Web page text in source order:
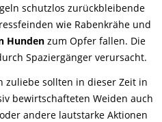
schutzlos zurückbleibende
wie Rabenkrähe und
Hunden zum Opfer fallen. Die
Spaziergänger verursacht.
zuliebe sollten in dieser Zeit in
bewirtschafteten Weiden auch
andere lautstarke Aktionen